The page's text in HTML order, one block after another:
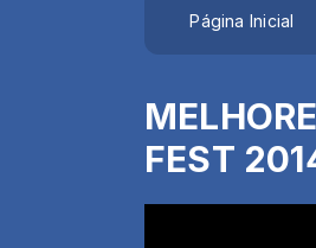
Página Inicial
FEST